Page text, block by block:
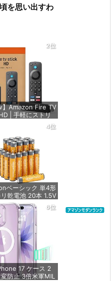
を思い出すわ
2位
】Amazon Fire TV
| 手軽にストリ
ーミングメディア
ヤー
価格：¥4,980
4位
ベーシック 単4形
乾電池 20本 1.5V
限10年 液漏れ防止
価格：¥836
6位
17 ケース 2
防止 3倍米軍MIL